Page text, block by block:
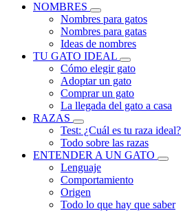
NOMBRES
Nombres para gatos
Nombres para gatas
Ideas de nombres
TU GATO IDEAL
Cómo elegir gato
Adoptar un gato
Comprar un gato
La llegada del gato a casa
RAZAS
Test: ¿Cuál es tu raza ideal?
Todo sobre las razas
ENTENDER A UN GATO
Lenguaje
Comportamiento
Origen
Todo lo que hay que saber